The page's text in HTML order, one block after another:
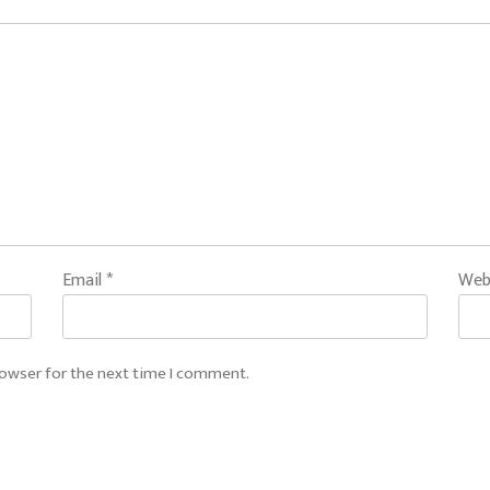
Email *
for the next time I comment.